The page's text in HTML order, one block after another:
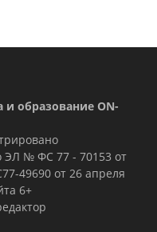
и образование ON-
ЭЛ № ФС 77 - 70153 от
49690 от 26 апреля
6+